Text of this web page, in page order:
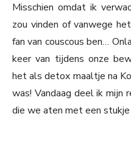
Misschien omdat ik
zou vinden of vanwege
fan van couscous ben…
keer van tijdens onze
het als detox maaltje na
was! Vandaag deel ik mijn
die we aten met een stukje